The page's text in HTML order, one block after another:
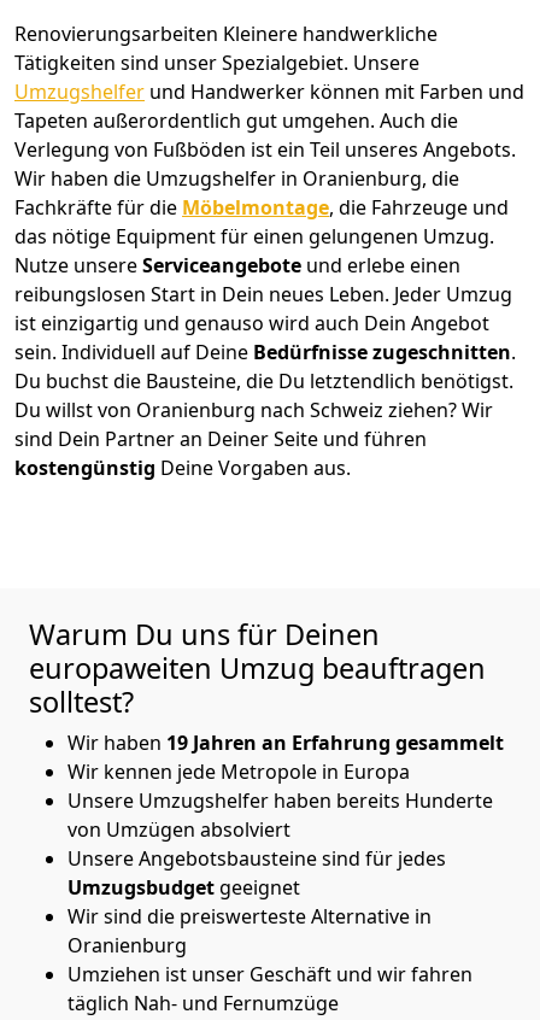
Renovierungsarbeiten Kleinere handwerkliche
Tätigkeiten sind unser Spezialgebiet. Unsere
Umzugshelfer und Handwerker können mit Farben und
Tapeten außerordentlich gut umgehen. Auch die
Verlegung von Fußböden ist ein Teil unseres Angebots.
Wir haben die Umzugshelfer in Oranienburg, die
Fachkräfte für die Möbelmontage, die Fahrzeuge und
das nötige Equipment für einen gelungenen Umzug.
Nutze unsereServiceangebote und erlebe einen
reibungslosen Start in Dein neues Leben. Jeder Umzug
ist einzigartig und genauso wird auch Dein Angebot
sein. Individuell auf Deine Bedürfnisse zugeschnitten.
Du buchst die Bausteine, die Du letztendlich benötigst.
Du willst von Oranienburg nach Schweiz ziehen? Wir
sind Dein Partner an Deiner Seite und führen
kostengünstig Deine Vorgaben aus.
Warum Du uns für Deinen
europaweiten Umzug beauftragen
solltest?
Wir haben 19 Jahren an Erfahrung gesammelt
Wir kennen jede Metropole in Europa
Unsere Umzugshelfer haben bereits Hunderte
von Umzügen absolviert
Unsere Angebotsbausteine sind für jedes
Umzugsbudgetgeeignet
Wir sind die preiswerteste Alternative in
Oranienburg
Umziehen ist unser Geschäft und wir fahren
täglich Nah- und Fernumzüge